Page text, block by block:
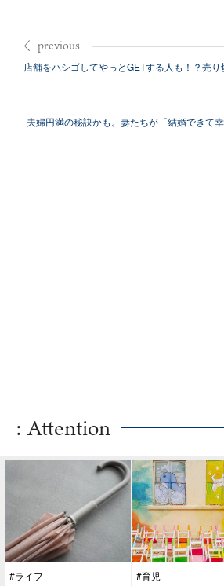
店舗をハシゴしてやっとGETする人も！？売
夫婦円満の秘訣かも。妻たちが「結婚できて
: Attention
#ライフ #育児